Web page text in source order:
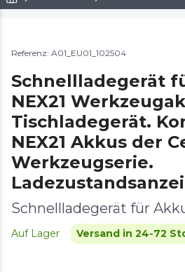
Referenz: A01_EU01_102504
Schnellladegerät
NEX21
Tischladegerät.
NEX21 Akkus der
Werkzeugserie.
Schnellladegerät für
Auf Lager Versand in 24-72